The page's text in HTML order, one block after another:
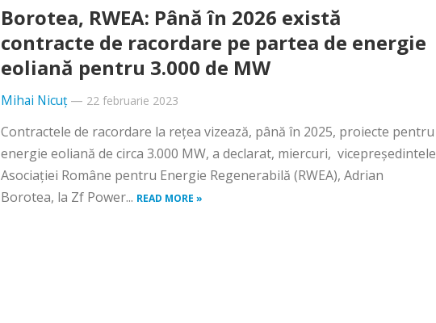
Borotea, RWEA: Până în 2026 există
contracte de racordare pe partea de energie
eoliană pentru 3.000 de MW
Mihai Nicuț— 22 februarie 2023
Contractele de racordare la reţea vizează, până în 2025, proiecte pentru
energie eoliană de circa 3.000 MW, a declarat, miercuri, vicepreşedintele
Asociaţiei Române pentru Energie Regenerabilă (RWEA), Adrian
Borotea, la Zf Power... READ MORE »